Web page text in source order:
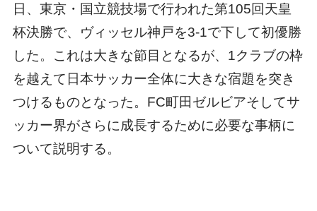
日、東京・国立競技場で行われた第105回天皇
杯決勝で、ヴィッセル神戸を3-1で下して初優勝
した。これは大きな節目となるが、1クラブの枠
を越えて日本サッカー全体に大きな宿題を突き
つけるものとなった。FC町田ゼルビアそしてサ
ッカー界がさらに成長するために必要な事柄に
ついて説明する。